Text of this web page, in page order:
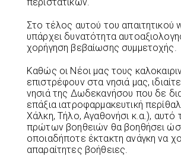
Στο τέλος αυτού του απαιτητικού
υπάρχει δυνατότητα
χορήγηση βεβαίωσης συμμετοχής.
Καθώς οι Νέοι μας τους
επιστρέφουν στα νησιά μας,
νησιά της Δωδεκανήσου που δε
επάξια ιατροφαρμακευτική
Χάλκη, Τήλο, Αγαθονήσι κ.α.), αυτό
πρώτων βοηθειών θα βοηθήσει
οποιαδήποτε έκτακτη ανάγκη να
απαραίτητες βοήθειες.